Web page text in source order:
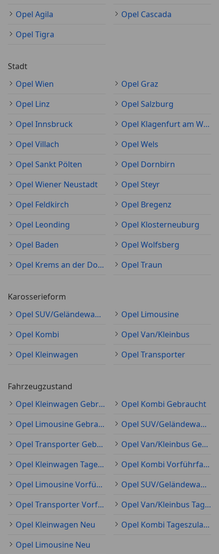
Opel Agila
Opel Cascada
Opel Tigra
Stadt
Opel Wien
Opel Graz
Opel Linz
Opel Salzburg
Opel Innsbruck
Opel Klagenfurt am Wörthersee
Opel Villach
Opel Wels
Opel Sankt Pölten
Opel Dornbirn
Opel Wiener Neustadt
Opel Steyr
Opel Feldkirch
Opel Bregenz
Opel Leonding
Opel Klosterneuburg
Opel Baden
Opel Wolfsberg
Opel Krems an der Donau
Opel Traun
Karosserieform
Opel SUV/Geländewagen/Pickup
Opel Limousine
Opel Kombi
Opel Van/Kleinbus
Opel Kleinwagen
Opel Transporter
Fahrzeugzustand
Opel Kleinwagen Gebraucht
Opel Kombi Gebraucht
Opel Limousine Gebraucht
Opel SUV/Geländewagen/Pickup Gebraucht
Opel Transporter Gebraucht
Opel Van/Kleinbus Gebraucht
Opel Kleinwagen Tageszulassung
Opel Kombi Vorführfahrzeug
Opel Limousine Vorführfahrzeug
Opel SUV/Geländewagen/Pickup Vorführfahrzeug
Opel Transporter Vorführfahrzeug
Opel Van/Kleinbus Tageszulassung
Opel Kleinwagen Neu
Opel Kombi Tageszulassung
Opel Limousine Neu